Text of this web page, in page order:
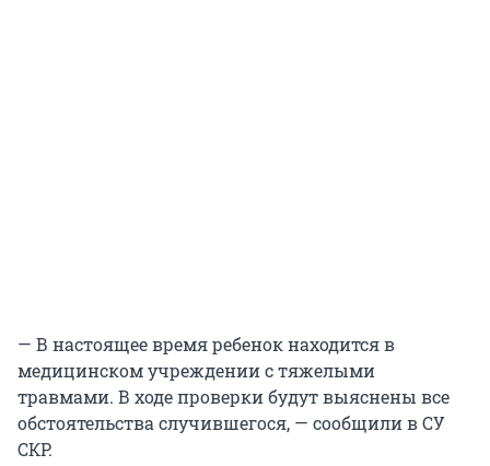
— В настоящее время ребенок находится в
медицинском учреждении с тяжелыми
травмами. В ходе проверки будут выяснены все
обстоятельства случившегося, — сообщили в СУ
СКР.